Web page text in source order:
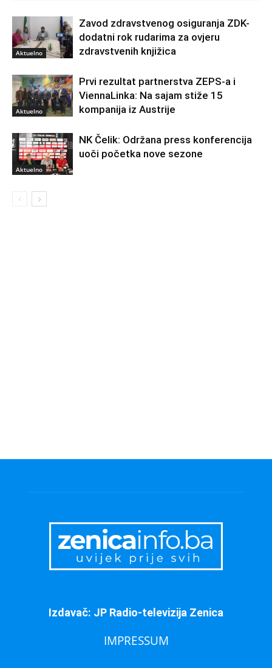
Aktuelno
Zavod zdravstvenog osiguranja ZDK-
dodatni rok rudarima za ovjeru
zdravstvenih knjižica
Aktuelno
Prvi rezultat partnerstva ZEPS-a i
ViennaLinka: Na sajam stiže 15
kompanija iz Austrije
Aktuelno
NK Čelik: Održana press konferencija
uoči početka nove sezone
Izdavač: JP Radio-televizija Zenica
IMPRESSUM